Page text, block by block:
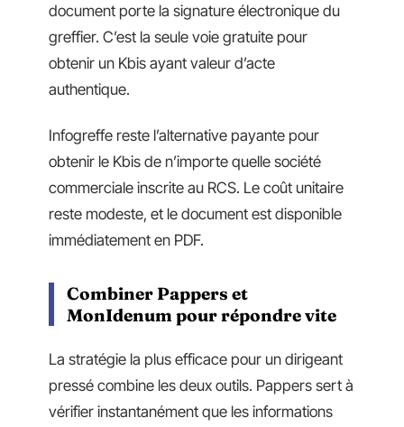
document porte la signature électronique du
greffier. C’est la seule voie gratuite pour
obtenir un Kbis ayant valeur d’acte
authentique.
Infogreffe reste l’alternative payante pour
obtenir le Kbis de n’importe quelle société
commerciale inscrite au RCS. Le coût unitaire
reste modeste, et le document est disponible
immédiatement en PDF.
Combiner Pappers et
MonIdenum pour répondre vite
La stratégie la plus efficace pour un dirigeant
pressé combine les deux outils. Pappers sert à
vérifier instantanément que les informations